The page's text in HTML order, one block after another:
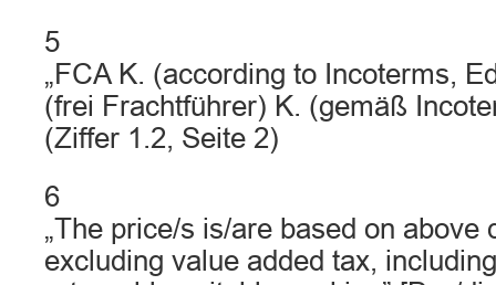
5
„FCA K. (according to Incoterms,
(frei Frachtführer) K. (gemäß
(Ziffer 1.2, Seite 2)
6
„The price/s is/are based on above
excluding value added tax,